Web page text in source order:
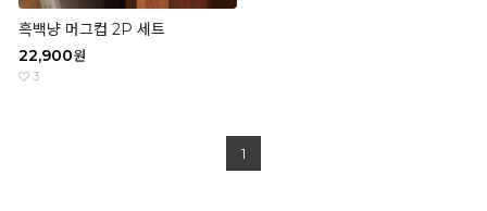
흑백냥 머그컵 2P 세트
22,900원
3
1